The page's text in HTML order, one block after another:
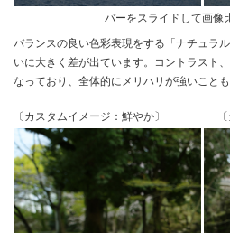
バーをスライドして画像
バランスの良い色彩表現をする「ナチュラ
いに大きく差が出ています。コントラスト
なっており、全体的にメリハリが強いことも
〔カスタムイメージ：鮮やか〕